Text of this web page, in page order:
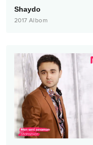
Shaydo
2017 Albom